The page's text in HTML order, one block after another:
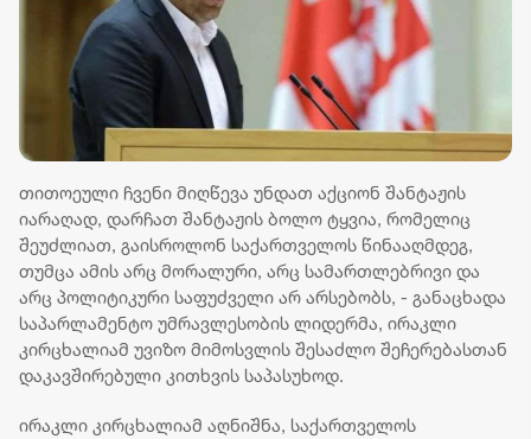
თითოეული ჩვენი მიღწევა უნდათ აქციონ შანტაჟის
იარაღად, დარჩათ შანტაჟის ბოლო ტყვია, რომელიც
შეუძლიათ, გაისროლონ საქართველოს წინააღმდეგ,
თუმცა ამის არც მორალური, არც სამართლებრივი და
არც პოლიტიკური საფუძველი არ არსებობს, - განაცხადა
საპარლამენტო უმრავლესობის ლიდერმა, ირაკლი
კირცხალიამ უვიზო მიმოსვლის შესაძლო შეჩერებასთან
დაკავშირებული კითხვის საპასუხოდ.
ირაკლი კირცხალიამ აღნიშნა, საქართველოს